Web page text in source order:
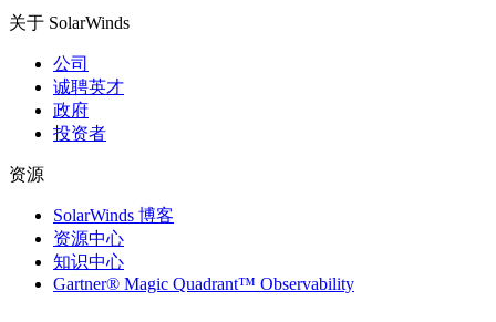
关于 SolarWinds
公司
诚聘英才
政府
投资者
资源
SolarWinds 博客
资源中心
知识中心
Gartner® Magic Quadrant™ Observability